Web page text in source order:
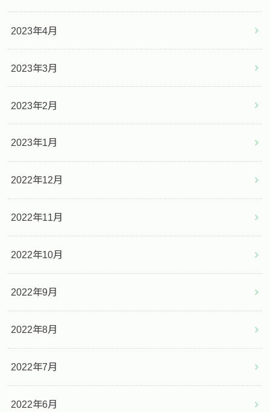
2023年4月
2023年3月
2023年2月
2023年1月
2022年12月
2022年11月
2022年10月
2022年9月
2022年8月
2022年7月
2022年6月